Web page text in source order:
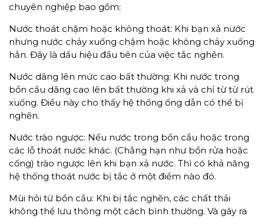
chuyên nghiệp bao gồm:
Nước thoát chậm hoặc không thoát: Khi bạn xả nước
nhưng nước chảy xuống chậm hoặc không chảy xuống
hẳn. Đây là dấu hiệu đầu tiên của việc tắc nghẽn.
Nước dâng lên mức cao bất thường: Khi nước trong
bồn cầu dâng cao lên bất thường khi xả và chỉ từ từ rút
xuống. Điều này cho thấy hệ thống ống dẫn có thể bị
nghẽn.
Nước trào ngược: Nếu nước trong bồn cầu hoặc trong
các lỗ thoát nước khác. (Chẳng hạn như bồn rửa hoặc
cống) trào ngược lên khi bạn xả nước. Thì có khả năng
hệ thống thoát nước bị tắc ở một điểm nào đó.
Mùi hôi từ bồn cầu: Khi bị tắc nghẽn, các chất thải
không thể lưu thông một cách bình thường. Và gây ra